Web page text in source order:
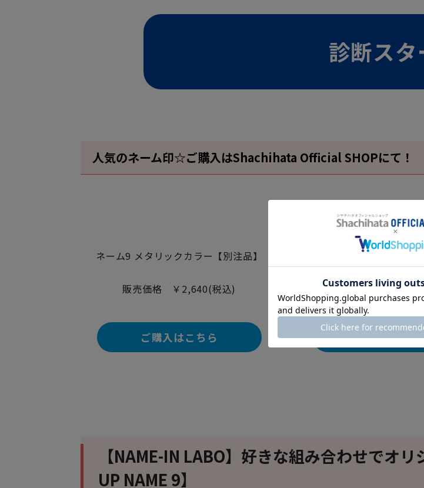
診断スタ
人気のネーム印☆ご購入はShachihata Official SHOPにて！
ネーム9 メタリックカラー【別注品】
販売価格 ￥2,640(税込)
ご購入はこちら
LIPIN(リピン) リップ型
販売価格 ￥
ご購入はこ
【NAME-IN LABO】好きな組み合わせでオ
UP NAME 9】